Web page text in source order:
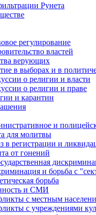
Рунета
регулирование
властей
верующих
в выборах и в
о религии и власти
о религии и праве
и карантин
и
для молитвы
в регистрации и
от гонений
и борьба с
борьба
и СМИ
с местным
с учреждениями